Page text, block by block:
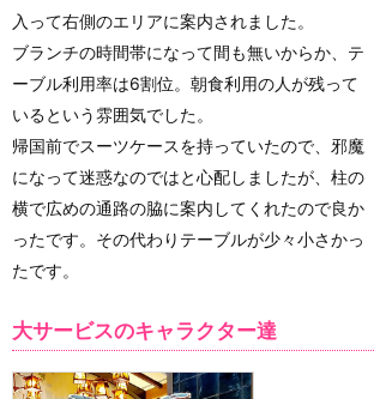
入って右側のエリアに案内されました。
ブランチの時間帯になって間も無いからか、テ
ーブル利用率は6割位。朝食利用の人が残って
いるという雰囲気でした。
帰国前でスーツケースを持っていたので、邪魔
になって迷惑なのではと心配しましたが、柱の
横で広めの通路の脇に案内してくれたので良か
ったです。その代わりテーブルが少々小さかっ
たです。
大サービスのキャラクター達